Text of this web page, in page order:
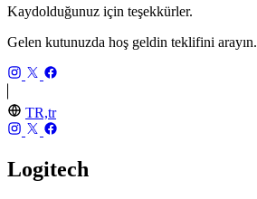
Kaydolduğunuz için teşekkürler.
Gelen kutunuzda hoş geldin teklifini arayın.
TR,tr
Logitech